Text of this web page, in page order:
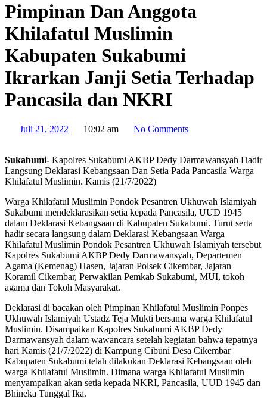
Pimpinan Dan Anggota
Khilafatul Muslimin
Kabupaten Sukabumi
Ikrarkan Janji Setia Terhadap
Pancasila dan NKRI
Juli 21, 2022 10:02 am No Comments
Sukabumi- Kapolres Sukabumi AKBP Dedy Darmawansyah Hadir
Langsung Deklarasi Kebangsaan Dan Setia Pada Pancasila Warga
Khilafatul Muslimin. Kamis (21/7/2022)
Warga Khilafatul Muslimin Pondok Pesantren Ukhuwah Islamiyah
Sukabumi mendeklarasikan setia kepada Pancasila, UUD 1945
dalam Deklarasi Kebangsaan di Kabupaten Sukabumi. Turut serta
hadir secara langsung dalam Deklarasi Kebangsaan Warga
Khilafatul Muslimin Pondok Pesantren Ukhuwah Islamiyah tersebut
Kapolres Sukabumi AKBP Dedy Darmawansyah, Departemen
Agama (Kemenag) Hasen, Jajaran Polsek Cikembar, Jajaran
Koramil Cikembar, Perwakilan Pemkab Sukabumi, MUI, tokoh
agama dan Tokoh Masyarakat.
Deklarasi di bacakan oleh Pimpinan Khilafatul Muslimin Ponpes
Ukhuwah Islamiyah Ustadz Teja Mukti bersama warga Khilafatul
Muslimin. Disampaikan Kapolres Sukabumi AKBP Dedy
Darmawansyah dalam wawancara setelah kegiatan bahwa tepatnya
hari Kamis (21/7/2022) di Kampung Cibuni Desa Cikembar
Kabupaten Sukabumi telah dilakukan Deklarasi Kebangsaan oleh
warga Khilafatul Muslimin. Dimana warga Khilafatul Muslimin
menyampaikan akan setia kepada NKRI, Pancasila, UUD 1945 dan
Bhineka Tunggal Ika.